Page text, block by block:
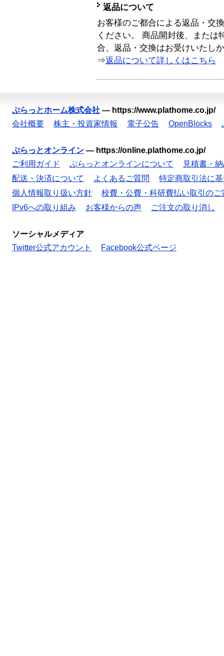
返品について
お客様のご都合による返品・交
ください。 商品開封後、または
合、返品・交換はお受けいたし
⇒返品について詳しくはこちら
ぷらっとホーム株式会社 — https://www.plathome.co.jp/
会社概要
株主・投資家情報 電子公告 OpenBlocks
ぷらっとオンライン — https://online.plathome.co.jp/
ご利用ガイド
ぷらっとオンラインについて
見積書・
配送・決済について
よくあるご質問
特定商取引法に
個人情報取り扱い方針
校費・公費・科研費払い取引のご
IPv6への取り組み
お客様からの声 ご注文の取り消し
ソーシャルメディア
Twitter公式アカウント
Facebook公式ページ